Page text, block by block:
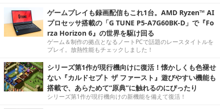
ゲームプレイも録画配信もこれ1台。AMD Ryzen™ AI
プロセッサ搭載の「G TUNE P5-A7G60BK-D」で『Fo
rza Horizon 6』の世界を駆け回る
ゲーム＆制作の拠点となるノートPCで話題のレースタイトルを
プレイ。放熱性能もチェックしました！
シリーズ第1作が現行機向けに復活！懐かしくも色褪せ
ない『カルドセプト ザ ファースト』遊びやすい機能も
搭載で、あらためて“原典”に触れるのにぴったり
シリーズ第1作が現行機向けの新機能を備えて復活！